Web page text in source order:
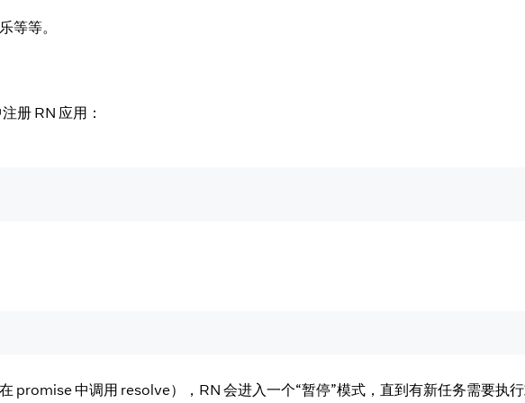
等等。
册 RN 应用：
promise 中调用 resolve），RN 会进入一个“暂停”模式，直到有新任务需要执